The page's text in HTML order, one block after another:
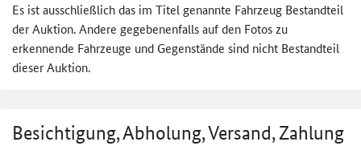
Es ist ausschließlich das im Titel genannte Fahrzeug Bestandteil
der Auktion. Andere gegebenenfalls auf den Fotos zu
erkennende Fahrzeuge und Gegenstände sind nicht Bestandteil
dieser Auktion.
Besichtigung, Abholung, Versand, Zahlung